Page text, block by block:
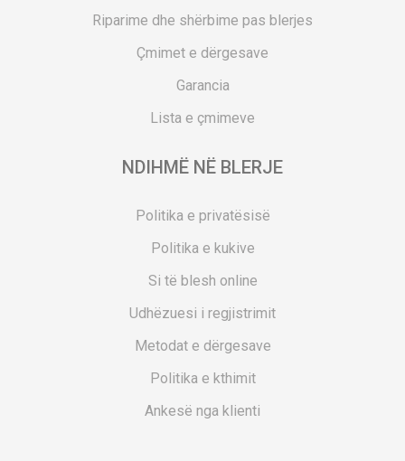
Riparime dhe shërbime pas blerjes
Çmimet e dërgesave
Garancia
Lista e çmimeve
NDIHMË NË BLERJE
Politika e privatësisë
Politika e kukive
Si të blesh online
Udhëzuesi i regjistrimit
Metodat e dërgesave
Politika e kthimit
Ankesë nga klienti